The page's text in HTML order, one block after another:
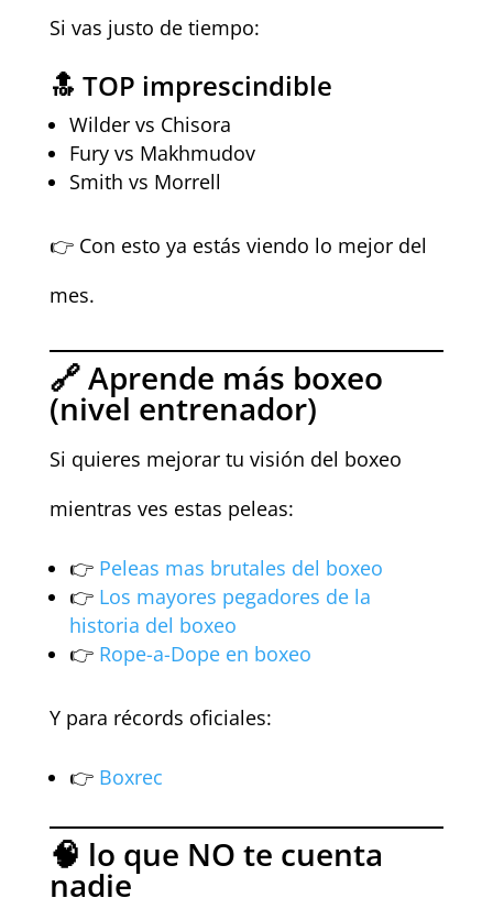
Si vas justo de tiempo:
🔝 TOP imprescindible
Wilder vs Chisora
Fury vs Makhmudov
Smith vs Morrell
👉 Con esto ya estás viendo lo mejor del
mes.
🔗 Aprende más boxeo
(nivel entrenador)
Si quieres mejorar tu visión del boxeo
mientras ves estas peleas:
👉 Peleas mas brutales del boxeo
👉 Los mayores pegadores de la
historia del boxeo
👉Rope-a-Dope en boxeo
Y para récords oficiales:
👉 Boxrec
🧠 lo que NO te cuenta
nadie